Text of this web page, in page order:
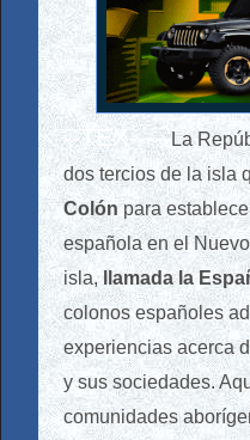
--TEX-----La
dos tercios de la isla
Colón para
española en el
isla,
llamada la
colonos españoles
experiencias acerca
y sus sociedades.
comunidades